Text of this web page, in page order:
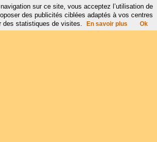
sur ce site, vous acceptez l’utilisation de
des publicités ciblées adaptés à vos centres
des statistiques de visites.
En savoir plus Ok